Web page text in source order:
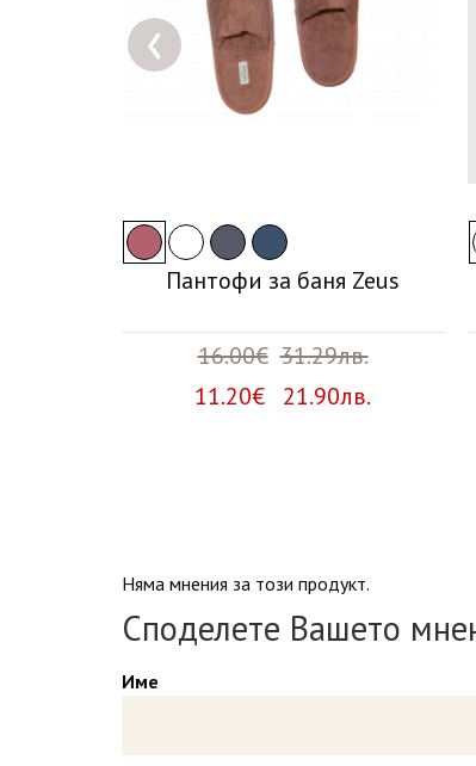
Пантофи за баня Zeus
16.00€ 31.29лв.
11.20€ 21.90лв.
‹
Няма мнения за този продукт.
Споделете Вашето
Име